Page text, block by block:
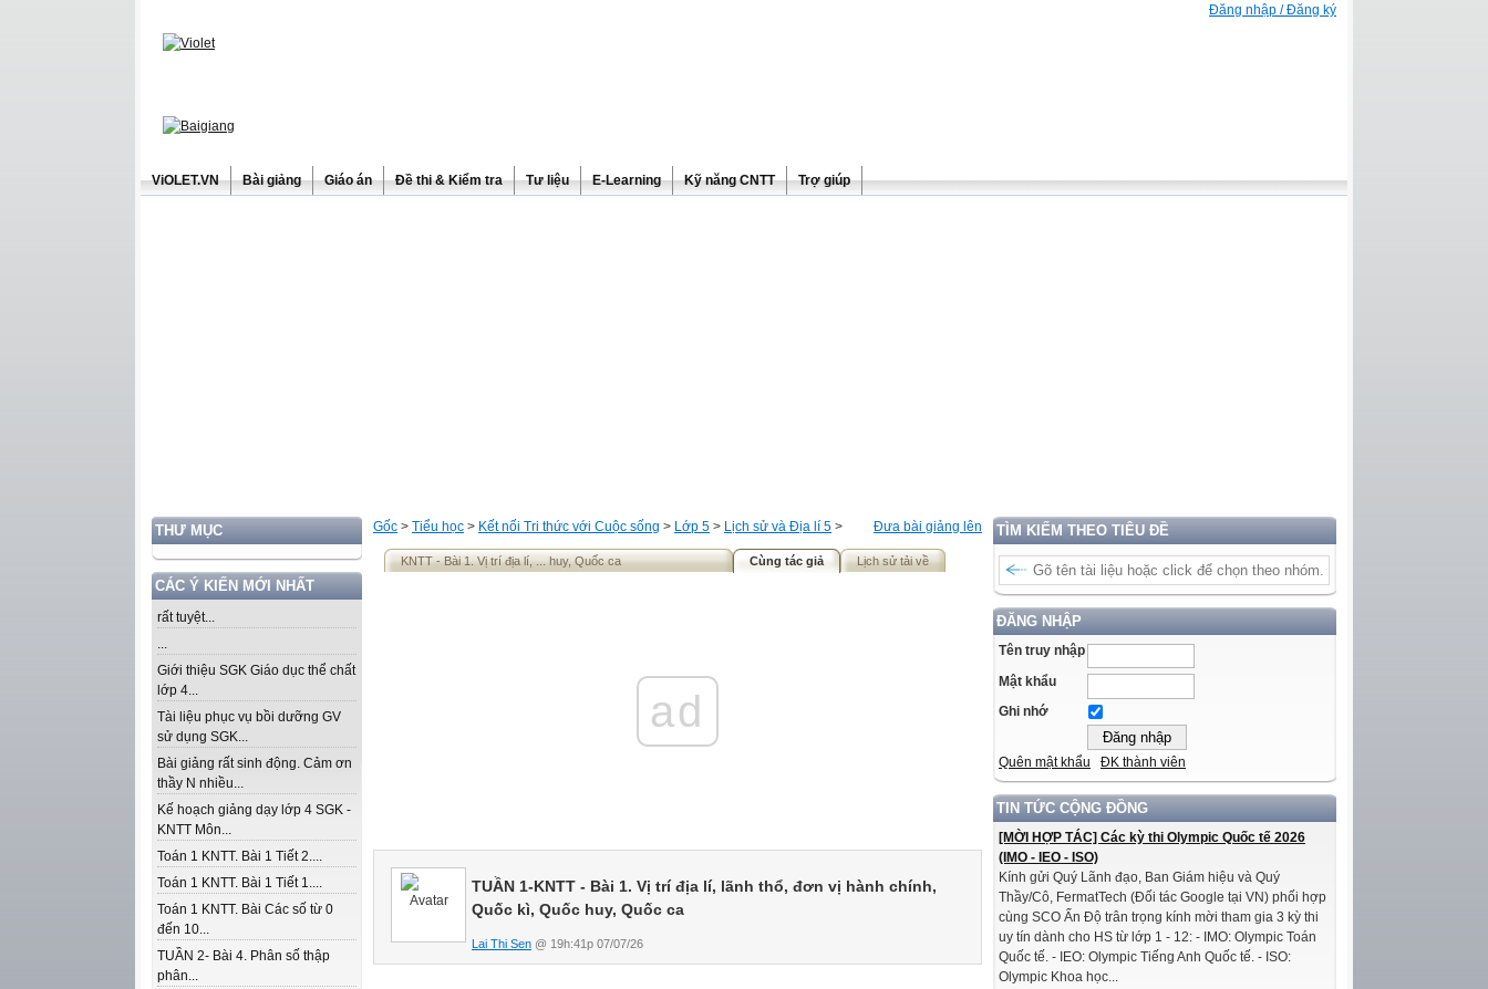
Đăng nhập / Đăng ký
ViOLET.VN Bài giảng Giáo án Đề thi & Kiểm tra Tư liệu E-Learning Kỹ năng CNTT Trợ giúp
THƯ MỤC
CÁC Ý KIẾN MỚI NHẤT
rất tuyệt...
...
Giới thiệu SGK Giáo dục thể chất
lớp 4...
Tài liệu phục vụ bồi dưỡng GV
sử dụng SGK...
Bài giảng rất sinh động. Cảm ơn
thầy N nhiều...
Kế hoạch giảng dạy lớp 4 SGK -
KNTT Môn...
Toán 1 KNTT. Bài 1 Tiết 2....
Toán 1 KNTT. Bài 1 Tiết 1....
Toán 1 KNTT. Bài Các số từ 0
đến 10...
TUẦN 2- Bài 4. Phân số thập
phân...
TÌM KIẾM THEO TIÊU ĐỀ
ĐĂNG NHẬP
Tên truy nhập
Mật khẩu
Ghi nhớ
Quên mật khẩu ĐK thành viên
TIN TỨC CỘNG ĐỒNG
[MỜI HỢP TÁC] Các kỳ thi Olympic Quốc tế 2026
(IMO - IEO - ISO)
Kính gửi Quý Lãnh đạo, Ban Giám hiệu và Quý
Thầy/Cô, FermatTech (Đối tác Google tại VN) phối hợp
cùng SCO Ấn Độ trân trọng kính mời tham gia 3 kỳ thi
uy tín dành cho HS từ lớp 1 - 12: - IMO: Olympic Toán
Quốc tế. - IEO: Olympic Tiếng Anh Quốc tế. - ISO:
Olympic Khoa học...
Đưa bài giảng lên
Gốc > Tiểu học > Kết nối Tri thức với Cuộc sống > Lớp 5 > Lịch sử và Địa lí 5 >
KNTT - Bài 1. Vị trí địa lí, ... huy, Quốc ca Cùng tác giả Lịch sử tải về
ad
TUẦN 1-KNTT - Bài 1. Vị trí địa lí, lãnh thổ, đơn vị hành chính,
Quốc kì, Quốc huy, Quốc ca
Lai Thi Sen @ 19h:41p 07/07/26